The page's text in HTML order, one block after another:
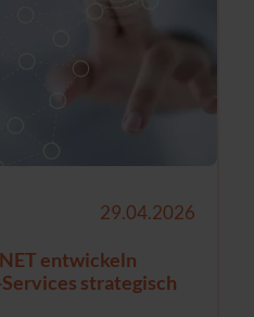
29.04.2026
entwickeln
strategisch